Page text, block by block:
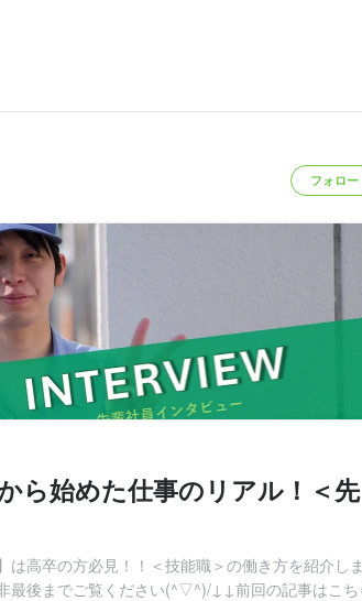
フォロー
ら始めた仕事のリアル！＜先
は高卒の方必見！！＜技能職＞の働き方を紹介しま
最後までご覧ください(^▽^)/↓↓前回の記事はこち